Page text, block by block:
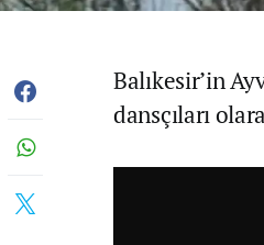
Balıkesir’in
dansçıları